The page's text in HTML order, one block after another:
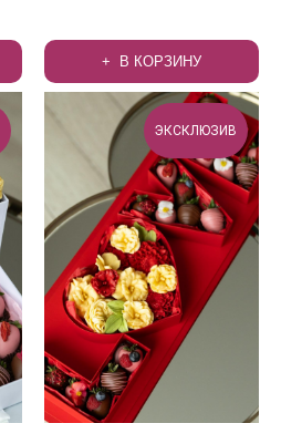
В КОРЗИНУ
ЭКСКЛЮЗИВ